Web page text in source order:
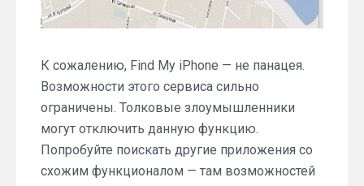
К сожалению, Find My iPhone — не панацея.
Возможности этого сервиса сильно
ограничены. Толковые злоумышленники
могут отключить данную функцию.
Попробуйте поискать другие приложения со
схожим функционалом — там возможностей